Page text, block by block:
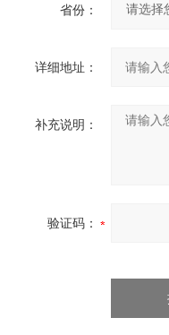
省份：
详细地址：
补充说明：
验证码：